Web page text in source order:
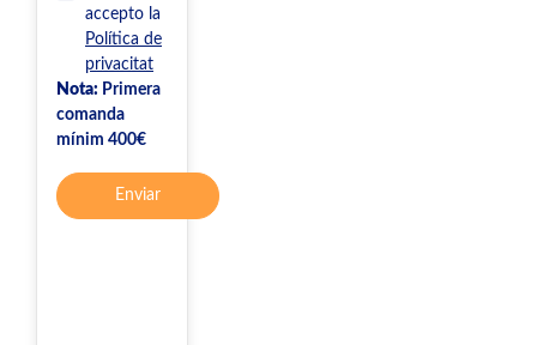
accepto la
Política de
privacitat
Nota: Primera
comanda
mínim 400€
Enviar